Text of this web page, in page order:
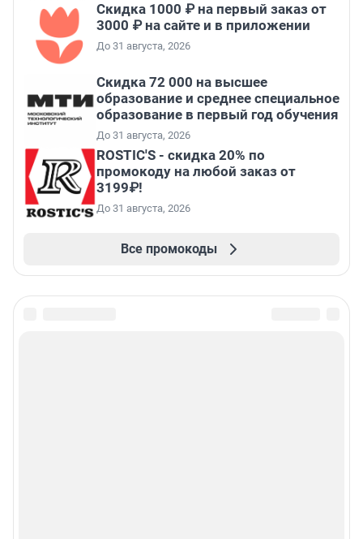
Скидка 1000 ₽ на первый заказ от
3000 ₽ на сайте и в приложении
До 31 августа, 2026
Скидка 72 000 на высшее
образование и среднее специальное
образование в первый год обучения
До 31 августа, 2026
ROSTIC'S - скидка 20% по
промокоду на любой заказ от
3199₽!
До 31 августа, 2026
Все промокоды